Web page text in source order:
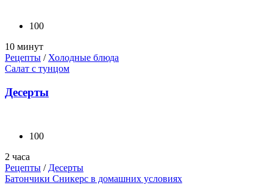
100
10 минут
Рецепты / Холодные блюда
Салат с тунцом
Десерты
100
2 часа
Рецепты / Десерты
Батончики Сникерс в домашних условиях